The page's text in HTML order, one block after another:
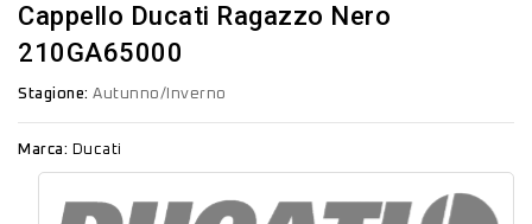
Cappello Ducati Ragazzo Nero
210GA65000
Stagione: Autunno/Inverno
Marca: Ducati